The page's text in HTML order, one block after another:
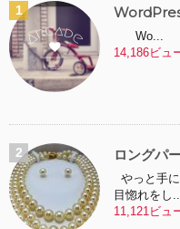
Wo...
14,186ビュ
ロングパ
やっと手
目惚れをし
11,121ビュ